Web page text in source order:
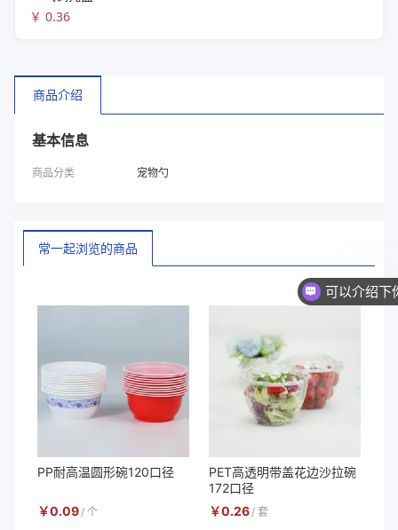
￥ 0.36
商品介绍
基本信息
商品分类 宠物勺
常一起浏览的商品
换一批
PP耐高温圆形碗120口径
￥0.09 / 个
PET高透明带盖花边沙拉碗
172口径
￥0.26 / 套